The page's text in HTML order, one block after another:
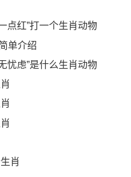
点红”打一个生肖动物
单介绍
忧虑”是什么生肖动物
肖